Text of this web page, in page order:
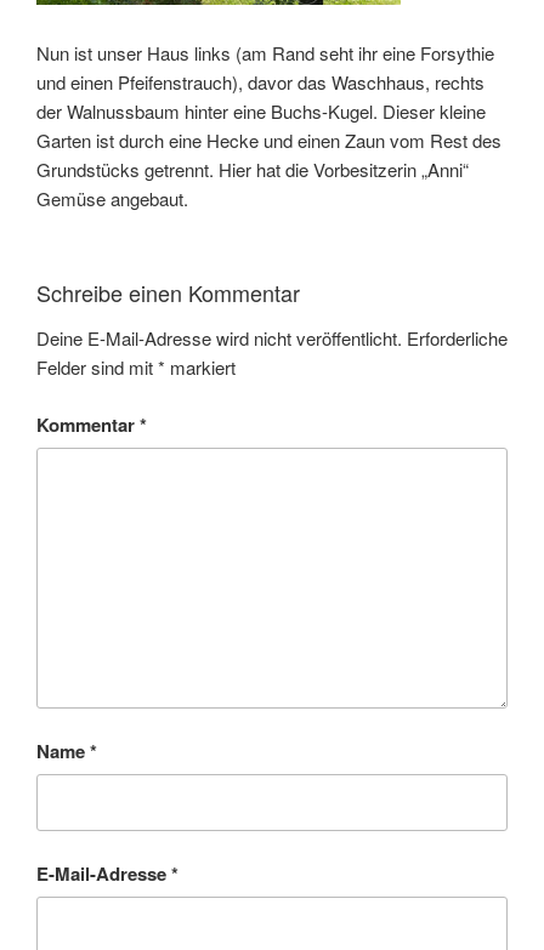
Nun ist unser Haus links (am Rand seht ihr eine Forsythie
und einen Pfeifenstrauch), davor das Waschhaus, rechts
der Walnussbaum hinter eine Buchs-Kugel. Dieser kleine
Garten ist durch eine Hecke und einen Zaun vom Rest des
Grundstücks getrennt. Hier hat die Vorbesitzerin „Anni“
Gemüse angebaut.
Schreibe einen Kommentar
Deine E-Mail-Adresse wird nicht veröffentlicht. Erforderliche
Felder sind mit* markiert
Kommentar*
Name*
E-Mail-Adresse*